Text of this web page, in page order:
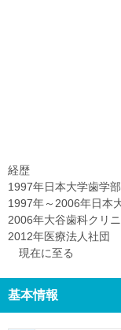
経歴
1997年日本大学歯学
1997年～2006年日
2006年大谷歯科クリ
2012年医療法人社
現在に至る
基本情報